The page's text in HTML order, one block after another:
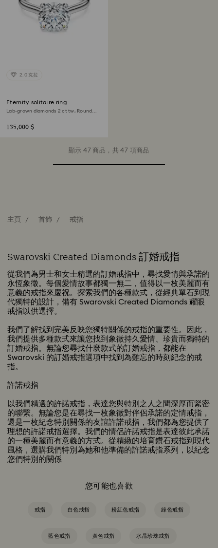
2.0 克拉
Eternity solitaire ring
Lab-grown diamonds 2 ct tw, Round
135,000 $
顯示 47 商品，共 47 項商品
主頁 首飾 戒指
Swarovski Created Diamonds 訂婚戒指
從我們為男士和女士精選的訂婚戒指中，尋找愛情與承諾的
永恆象徵。每個愛情故事都獨一無二，值得以一枚美麗而有
意義的戒指來慶祝。探索我們的各種款式，從經典單石到現
代獨特的設計，備有 Swarovski Created Diamonds 耀眼
戒指以供選擇。
我們了解找到完美反映您獨特關係的戒指的重要性。因此，
我們提供多種款式來讓您找到象徵持久愛情、珍貴而獨特的
訂婚戒指。無論您尋找什麼款式的訂婚戒指，都能在
Swarovski 的訂婚戒指選項中找到為難忘的時刻紀念的戒
指。
許諾戒指
以我們精選的許諾戒指，表達您與特別之人之間深厚而緊密
的聯繫。無論您是在尋找一枚象徵對伴侶承諾的定情戒指，
還是一枚紀念特別關係的友誼許諾戒指，我們都為您提供了
理想的許諾戒指選擇。我們的情侶許諾戒指是表達彼此承諾
的一種美麗而有意義的方式。從精緻的培育鑽石戒指到現代
風格，選購我們特別為她和他準備的許諾戒指系列，以紀念
您們特別的關係
您可能也喜歡
戒指 白色戒指 粉紅色戒指 綠色戒指
藍色戒指 黃色戒指 水晶珍珠戒指